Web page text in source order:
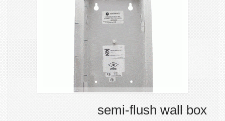
semi-flush wall box